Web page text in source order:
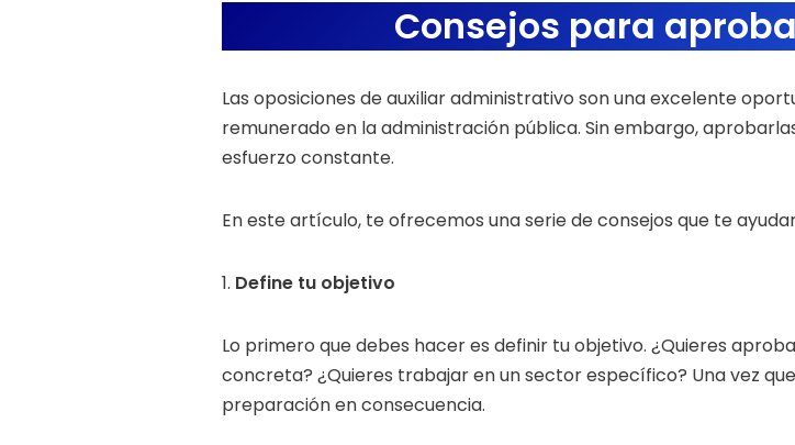
Consejos para
Las oposiciones de auxiliar administrativo son una excelente
remunerado en la administración pública. Sin embargo,
esfuerzo constante.
En este artículo, te ofrecemos una serie de consejos que te
1. Define tu objetivo
Lo primero que debes hacer es definir tu objetivo. ¿Quieres
concreta? ¿Quieres trabajar en un sector específico? Una vez
preparación en consecuencia.